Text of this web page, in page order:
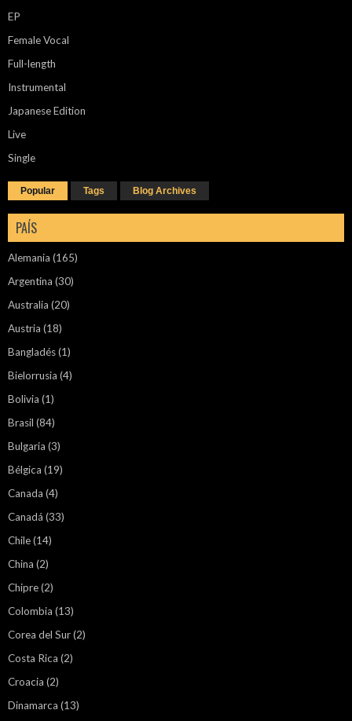
EP
Female Vocal
Full-length
Instrumental
Japanese Edition
Live
Single
Popular Tags Blog Archives
PAÍS
Alemania (165)
Argentina (30)
Australia (20)
Austria (18)
Bangladés(1)
Bielorrusia (4)
Bolivia (1)
Brasil (84)
Bulgaria (3)
Bélgica (19)
Canada (4)
Canadá (33)
Chile(14)
China (2)
Chipre(2)
Colombia (13)
Corea del Sur(2)
Costa Rica (2)
Croacia (2)
Dinamarca (13)